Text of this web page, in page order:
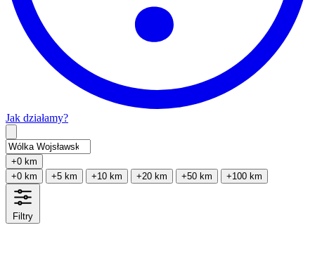
Jak działamy?
+0 km
+0 km
+5 km +10 km +20 km +50 km +100 km
Filtry